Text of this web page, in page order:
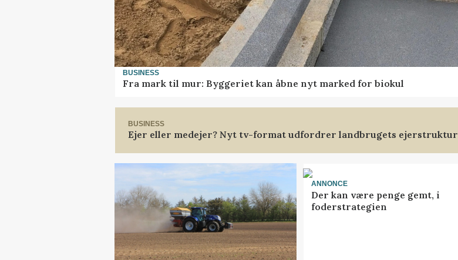
BUSINESS
Fra mark til mur: Byggeriet kan åbne nyt marked for biokul
BUSINESS
Ejer eller medejer? Nyt tv-format udfordrer landbrugets ejerstruktur
ANNONCE
Der kan være penge gemt, i
foderstrategien